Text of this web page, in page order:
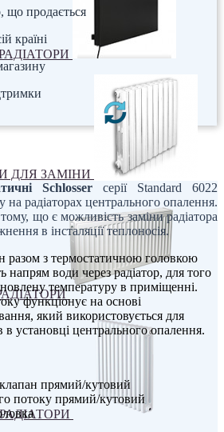
ДЛЯ ЗАМІНИ
що продається
країні
Schlosser серії Standard 6022
на радіаторах центрального опалення.
що є можливість заміни радіатора
в інсталяції теплоносія.
разом з термостатичною головкою
води через радіатор, для того
температуру в приміщенні.
функціонує на основі
який використовується для
установці центрального опалення.
прямий/кутовий
потоку прямий/кутовий